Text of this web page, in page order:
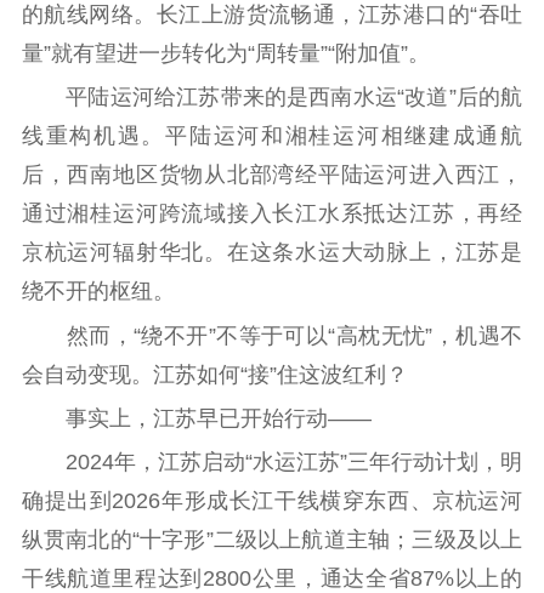
文明创建 文明实践
文明培育
先进典型
社会宣传
思想政治教育 爱国主义教育
全民国防教育
红色资源保护利
用
电影工作
电影创作 电影市场
机关党建
的航线网络。长江上游货流畅通，江苏港口的“吞吐
量”就有望进一步转化为“周转量”“附加值”。
平陆运河给江苏带来的是西南水运“改道”后的航
线重构机遇。平陆运河和湘桂运河相继建成通航
后，西南地区货物从北部湾经平陆运河进入西江，
通过湘桂运河跨流域接入长江水系抵达江苏，再经
京杭运河辐射华北。在这条水运大动脉上，江苏是
绕不开的枢纽。
然而，“绕不开”不等于可以“高枕无忧”，机遇不
会自动变现。江苏如何“接”住这波红利？
事实上，江苏早已开始行动——
2024年，江苏启动“水运江苏”三年行动计划，明
确提出到2026年形成长江干线横穿东西、京杭运河
纵贯南北的“十字形”二级以上航道主轴；三级及以上
干线航道里程达到2800公里，通达全省87%以上的